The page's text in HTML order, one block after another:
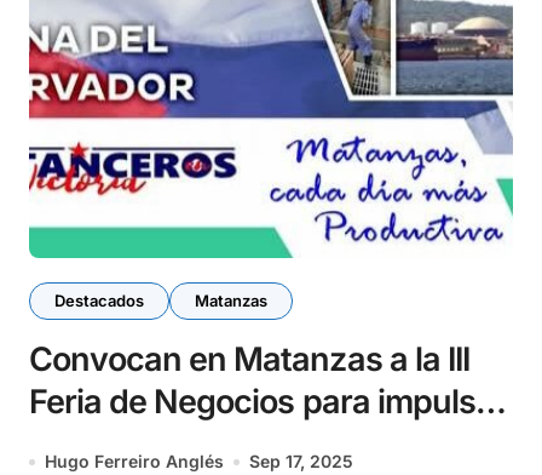
Destacados Matanzas
Convocan en Matanzas a la III
Feria de Negocios para impulsar
producción local
Hugo Ferreiro Anglés Sep 17, 2025